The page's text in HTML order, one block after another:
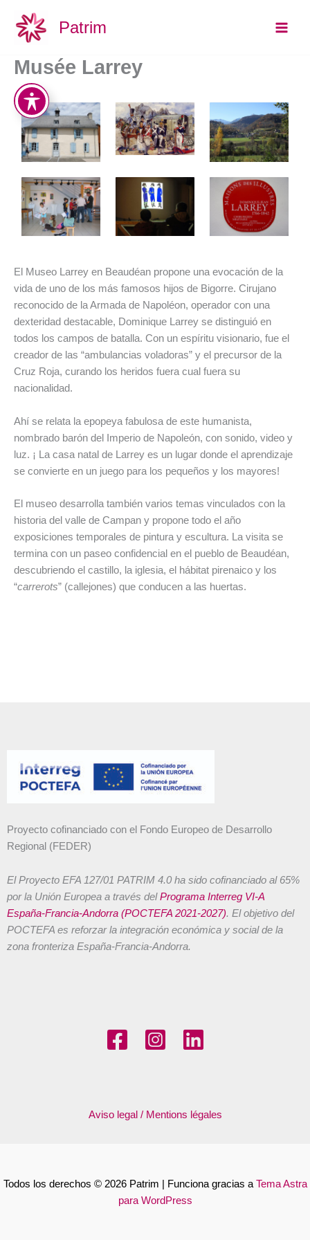
contenido
Patrim
Musée Larrey
El Museo Larrey en Beaudéan propone una evocación de la
vida de uno de los más famosos hijos de Bigorre. Cirujano
reconocido de la Armada de Napoléon, operador con una
dexteridad destacable, Dominique Larrey se distinguió en
todos los campos de batalla. Con un espíritu visionario, fue el
creador de las “ambulancias voladoras” y el precursor de la
Cruz Roja, curando los heridos fuera cual fuera su
nacionalidad.
Ahí se relata la epopeya fabulosa de este humanista,
nombrado barón del Imperio de Napoleón, con sonido, video y
luz. ¡ La casa natal de Larrey es un lugar donde el aprendizaje
se convierte en un juego para los pequeños y los mayores!
El museo desarrolla también varios temas vinculados con la
historia del valle de Campan y propone todo el año
exposiciones temporales de pintura y escultura. La visita se
termina con un paseo confidencial en el pueblo de Beaudéan,
descubriendo el castillo, la iglesia, el hábitat pirenaico y los
“carrerots” (callejones) que conducen a las huertas.
Proyecto cofinanciado con el Fondo Europeo de Desarrollo
Regional (FEDER)
El Proyecto EFA 127/01 PATRIM 4.0 ha sido cofinanciado al 65%
por la Unión Europea a través delPrograma Interreg VI-A
España-Francia-Andorra (POCTEFA 2021-2027). El objetivo del
POCTEFA es reforzar la integración económica y social de la
zona fronteriza España-Francia-Andorra.
Aviso legal / Mentions légales
Todos los derechos © 2026 Patrim | Funciona gracias a Tema Astra
para WordPress